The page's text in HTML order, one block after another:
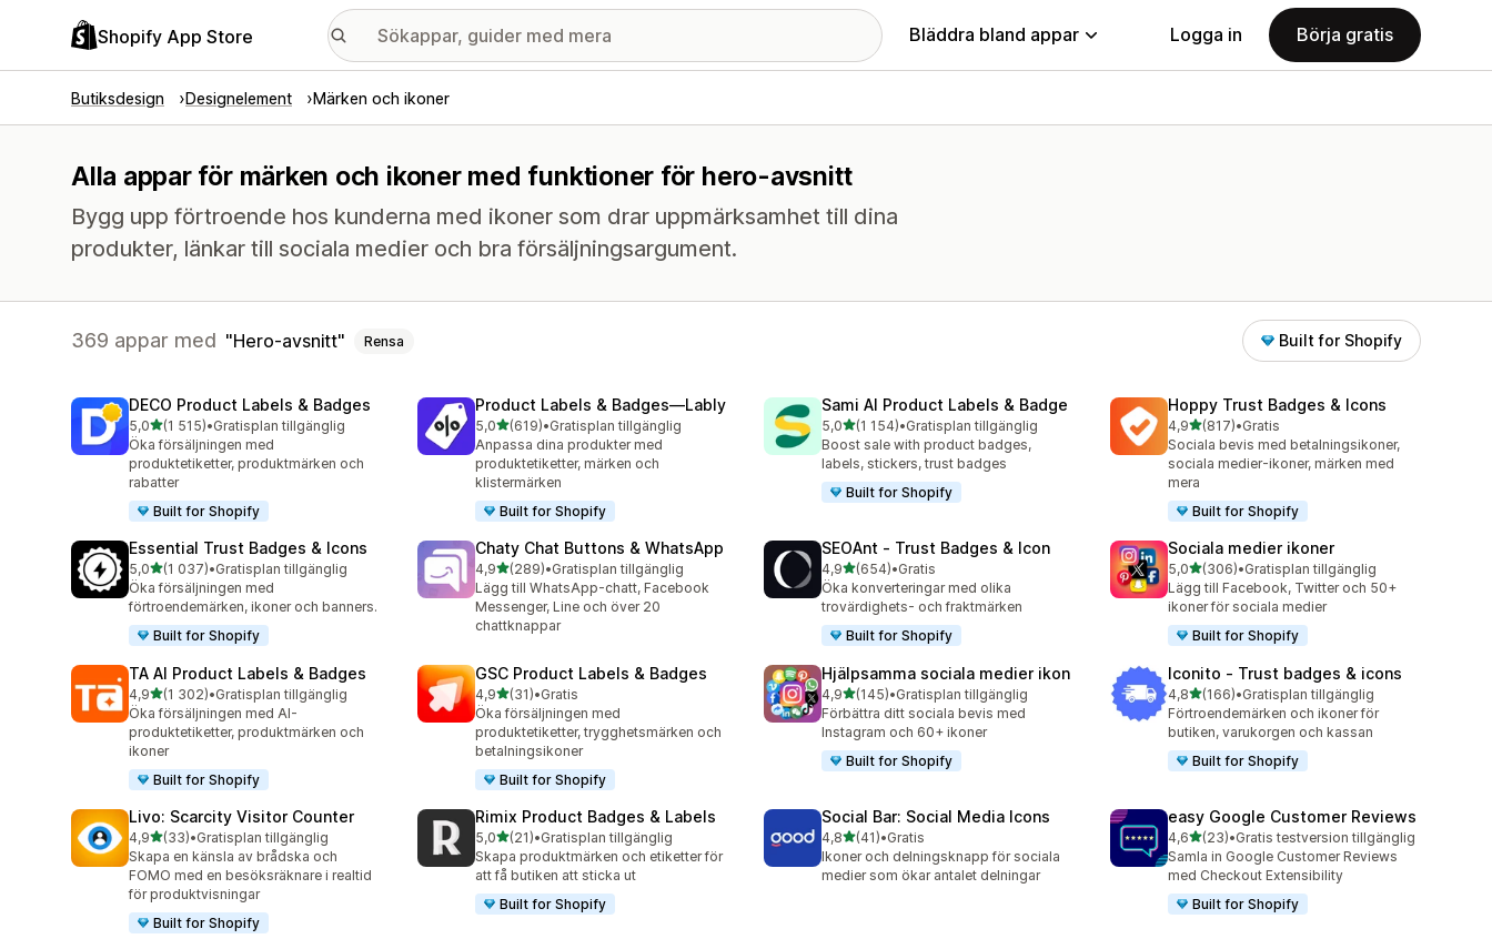
Shopify App Store Bläddra bland appar Logga in Börja gratis
Butiksdesign Designelement Märken och ikoner
Alla appar för märken och ikoner med funktioner för hero-avsnitt
Bygg upp förtroende hos kunderna med ikoner som drar uppmärksamhet till dina
produkter, länkar till sociala medier och bra försäljningsargument.
369 appar med Hero-avsnitt Rensa Built for Shopify
DECO Product Labels & Badges
5,0av 5 stjärnor
(1 515)
1515 recensioner totalt
•Gratisplan tillgänglig
Öka försäljningen med
produktetiketter, produktmärken och
rabatter
Built for Shopify
Product Labels & Badges—Lably
5,0av 5 stjärnor
(619)
619 recensioner totalt
•Gratisplan tillgänglig
Anpassa dina produkter med
produktetiketter, märken och
klistermärken
Built for Shopify
Sami AI Product Labels & Badge
5,0av 5 stjärnor
(1 154)
1154 recensioner totalt
•Gratisplan tillgänglig
Boost sale with product badges,
labels, stickers, trust badges
Built for Shopify
Hoppy Trust Badges & Icons
4,9av 5 stjärnor
(817)
817 recensioner totalt
•Gratis
Sociala bevis med betalningsikoner,
sociala medier-ikoner, märken med
mera
Built for Shopify
Essential Trust Badges & Icons
5,0av 5 stjärnor
(1 037)
1037 recensioner totalt
•Gratisplan tillgänglig
Öka försäljningen med
förtroendemärken, ikoner och banners.
Built for Shopify
Chaty Chat Buttons & WhatsApp
4,9av 5 stjärnor
(289)
289 recensioner totalt
•Gratisplan tillgänglig
Lägg till WhatsApp-chatt, Facebook
Messenger, Line och över 20
chattknappar
SEOAnt ‑ Trust Badges & Icon
4,9av 5 stjärnor
(654)
654 recensioner totalt
•Gratis
Öka konverteringar med olika
trovärdighets- och fraktmärken
Built for Shopify
Sociala medier ikoner
5,0av 5 stjärnor
(306)
306 recensioner totalt
•Gratisplan tillgänglig
Lägg till Facebook, Twitter och 50+
ikoner för sociala medier
Built for Shopify
TA AI Product Labels & Badges
4,9av 5 stjärnor
(1 302)
1302 recensioner totalt
•Gratisplan tillgänglig
Öka försäljningen med AI-
produktetiketter, produktmärken och
ikoner
Built for Shopify
GSC Product Labels & Badges
4,9av 5 stjärnor
(31)
31 recensioner totalt
•Gratis
Öka försäljningen med
produktetiketter, trygghetsmärken och
betalningsikoner
Built for Shopify
Hjälpsamma sociala medier ikon
4,9av 5 stjärnor
(145)
145 recensioner totalt
•Gratisplan tillgänglig
Förbättra ditt sociala bevis med
Instagram och 60+ ikoner
Built for Shopify
Iconito ‑ Trust badges & icons
4,8av 5 stjärnor
(166)
166 recensioner totalt
•Gratisplan tillgänglig
Förtroendemärken och ikoner för
butiken, varukorgen och kassan
Built for Shopify
Livo: Scarcity Visitor Counter
4,9av 5 stjärnor
(33)
33 recensioner totalt
•Gratisplan tillgänglig
Skapa en känsla av brådska och
FOMO med en besöksräknare i realtid
för produktvisningar
Built for Shopify
Rimix Product Badges & Labels
5,0av 5 stjärnor
(21)
21 recensioner totalt
•Gratisplan tillgänglig
Skapa produktmärken och etiketter för
att få butiken att sticka ut
Built for Shopify
Social Bar: Social Media Icons
4,8av 5 stjärnor
(41)
41 recensioner totalt
•Gratis
Ikoner och delningsknapp för sociala
medier som ökar antalet delningar
easy Google Customer Reviews
4,6av 5 stjärnor
(23)
23 recensioner totalt
•Gratis testversion tillgänglig
Samla in Google Customer Reviews
med Checkout Extensibility
Built for Shopify